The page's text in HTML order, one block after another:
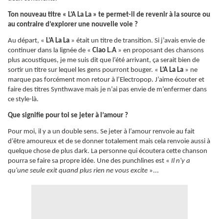
Ton nouveau titre « L’A La La » te permet-il de revenir à la source ou
au contraire d’explorer une nouvelle voie ?
Au départ, « L’A La La » était un titre de transition. Si j’avais envie de
continuer dans la lignée de « Ciao L.A » en proposant des chansons
plus acoustiques, je me suis dit que l’été arrivant, ça serait bien de
sortir un titre sur lequel les gens pourront bouger. « L’A La La » ne
marque pas forcément mon retour à l’Electropop. J’aime écouter et
faire des titres Synthwave mais je n’ai pas envie de m’enfermer dans
ce style-là.
Que signifie pour toi se jeter à l’amour ?
Pour moi, il y a un double sens. Se jeter à l’amour renvoie au fait
d’être amoureux et de se donner totalement mais cela renvoie aussi à
quelque chose de plus dark. La personne qui écoutera cette chanson
pourra se faire sa propre idée. Une des punchlines est « Il n'y a
qu'une seule exit quand plus rien ne vous excite »...